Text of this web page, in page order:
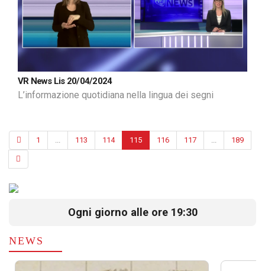
VR News Lis 20/04/2024
L’informazione quotidiana nella lingua dei segni
1 113 114 115 116 117 189
Ogni giorno alle ore 19:30
NEWS